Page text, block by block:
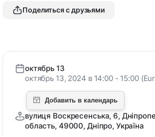
Поделиться с друзьями
октябрь 13
октябрь 13, 2024 в 14:00 - 15:00
вулиця Воскресенська, 6,
область, 49000, Дніпро, Україна